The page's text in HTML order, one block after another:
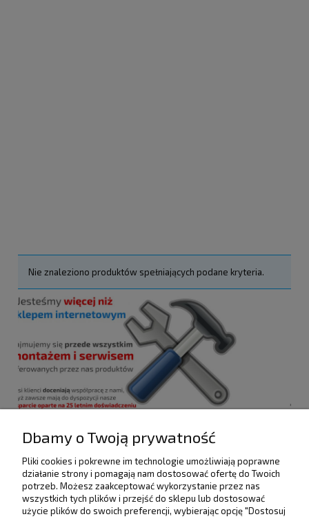
Nie znaleziono produktów spełniających podane kryteria.
POMOC
DOSTAWA I PŁATNOŚCI
Dbamy o Twoją prywatność
Pliki cookies i pokrewne im technologie umożliwiają poprawne
działanie strony i pomagają nam dostosować ofertę do Twoich
potrzeb. Możesz zaakceptować wykorzystanie przez nas
wszystkich tych plików i przejść do sklepu lub dostosować
użycie plików do swoich preferencji, wybierając opcję "Dostosuj